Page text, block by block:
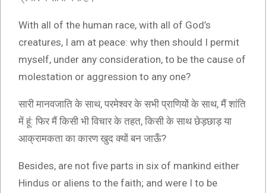
With all of the human race, with all of God’s
creatures, I am at peace: why then should I permit
myself, under any consideration, to be the cause of
molestation or aggression to any one?
सारी मानवजाति के साथ, परमेश्वर के सभी प्राणियों के साथ, मैं शांति
में हूं: फिर मैं किसी भी विचार के तहत, किसी के साथ छेड़छाड़ या
आक्रामकता का कारण खुद क्यों बन जाऊँ?
Besides, are not five parts in six of mankind either
Hindus or aliens to the faith; and were I to be